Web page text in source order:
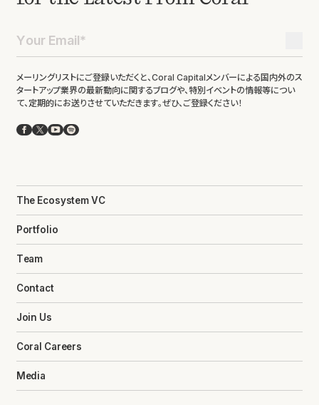
メーリングリストにご登録いただくと、Coral Capitalメンバーによる国内外のス
タートアップ業界の最新動向に関するブログや、特別イベントの情報等につい
て、定期的にお送りさせていただきます。ぜひ、ご登録ください！
Facebook
X YouTube
Spotify
The Ecosystem VC
Portfolio
Team
Contact
Join Us
Coral Careers
Media